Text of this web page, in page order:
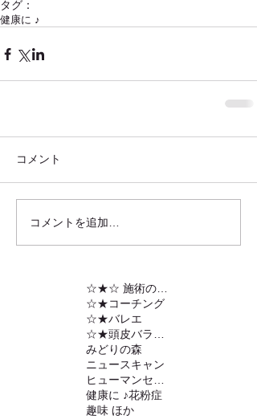
タグ：
健康に ♪
コメント
コメントを追加…
☆★コーチング
☆★バレエ
みどりの森
ニュースキャン
健康に ♪花粉症
趣味 ほか